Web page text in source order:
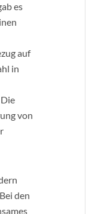
es
auf
in
von
den